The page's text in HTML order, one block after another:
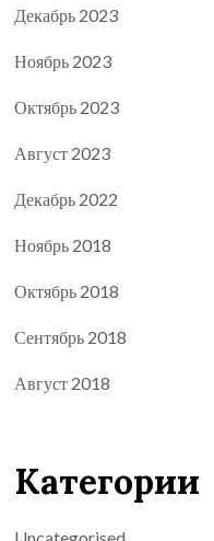
Декабрь 2023
Ноябрь 2023
Октябрь 2023
Август 2023
Декабрь 2022
Ноябрь 2018
Октябрь 2018
Сентябрь 2018
Август 2018
Категории